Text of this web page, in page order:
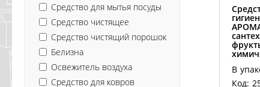
Средство для мытья посуды
Средство чистящее
Средство чистящий порошок
Белизна
Освежитель воздуха
Средство для ковров
6 шт/
В
Код: